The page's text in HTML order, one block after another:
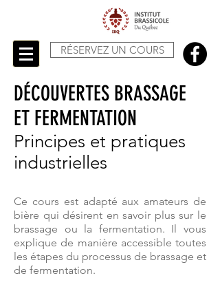
RÉSERVEZ UN COURS
DÉCOUVERTES BRASSAGE
ET FERMENTATION
Principes et pratiques
industrielles
Ce cours est adapté aux amateurs de
bière qui désirent en savoir plus sur le
brassage ou la fermentation. Il vous
explique de manière accessible toutes
les étapes du processus de brassage et
de fermentation.